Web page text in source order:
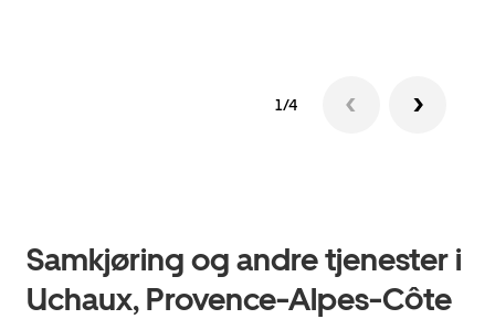
1/4
Samkjøring og andre tjenester i
Uchaux, Provence-Alpes-Côte